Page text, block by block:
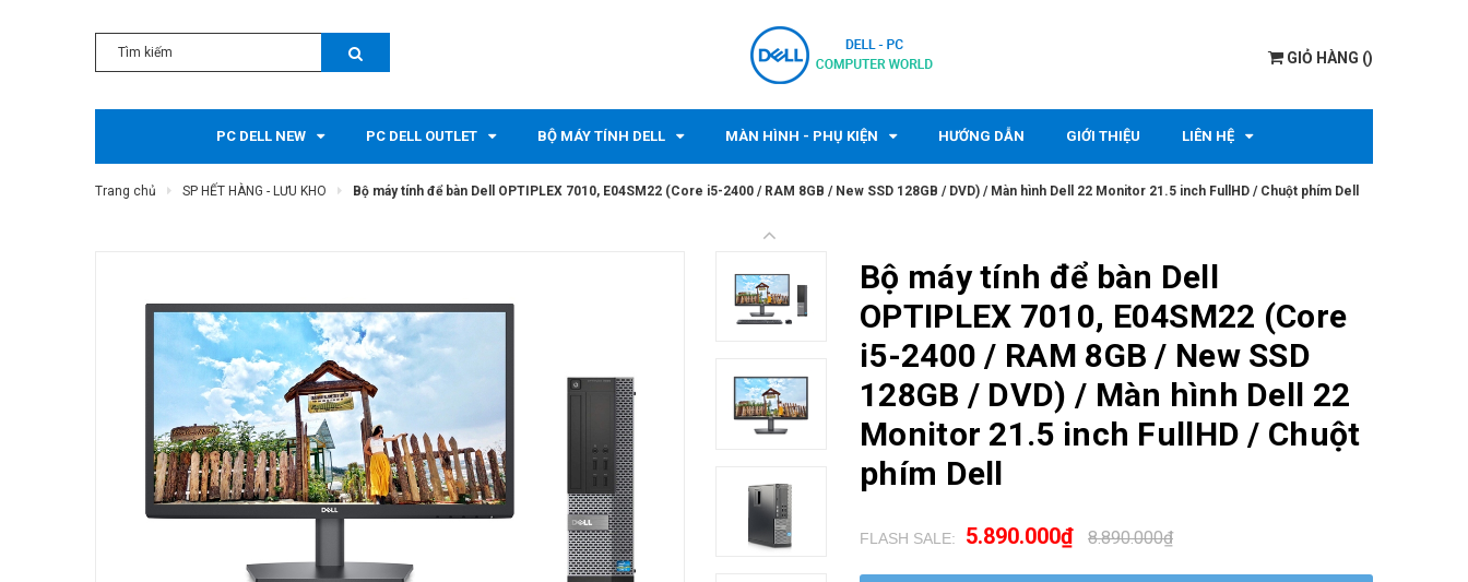
GIỎ HÀNG ()
PC DELL NEW PC DELL OUTLET BỘ MÁY TÍNH DELL MÀN HÌNH - PHỤ KIỆN HƯỚNG DẪN GIỚI THIỆU LIÊN HỆ
Trang chủ SP HẾT HÀNG - LƯU KHO Bộ máy tính để bàn Dell OPTIPLEX 7010, E04SM22 (Core i5-2400 / RAM 8GB / New SSD 128GB / DVD) / Màn hình Dell 22 Monitor 21.5 inch FullHD / Chuột phím Dell
Bộ máy tính để bàn Dell
OPTIPLEX 7010, E04SM22 (Core
i5-2400 / RAM 8GB / New SSD
128GB / DVD) / Màn hình Dell 22
Monitor 21.5 inch FullHD / Chuột
phím Dell
FLASH SALE: 5.890.000₫ 8.890.000₫